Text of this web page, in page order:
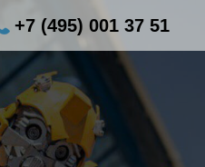
+7 (495) 001 37 51